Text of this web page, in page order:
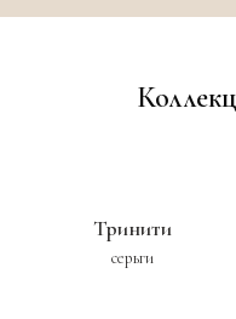
Тринити
серьги